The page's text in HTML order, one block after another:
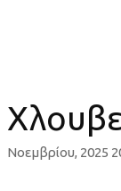
Νοεμβρίου, 2025